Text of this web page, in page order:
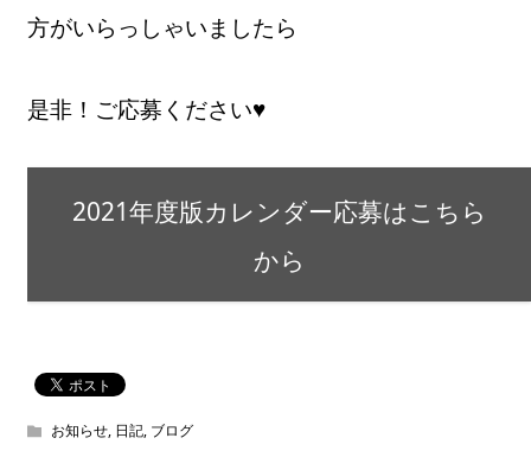
方がいらっしゃいましたら
是非！ご応募ください♥
2021年度版カレンダー応募はこちら
から
お知らせ, 日記, ブログ